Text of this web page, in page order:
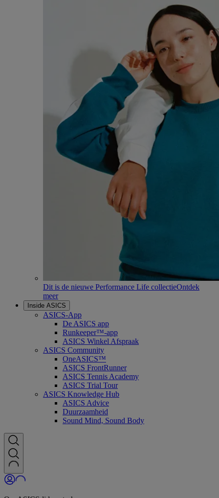
Dit is de nieuwe Performance Life collectieOntdek
meer
Inside ASICS
ASICS-App
De ASICS app
Runkeeper™-app
ASICS Winkel Afspraak
ASICS Community
OneASICS™
ASICS FrontRunner
ASICS Tennis Academy
ASICS Trial Tour
ASICS Knowledge Hub
ASICS Advice
Duurzaamheid
Sound Mind, Sound Body